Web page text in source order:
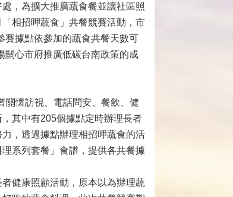
，為擴大推廣蔬食餐並讓社區照
相招呷蔬食」共餐競賽活動，市
賽據點依參加的蔬食共餐天數可
關心市府推廣低碳台南政策的成
關懷訪視、電話問安、餐飲、健
其中有205個據點定時辦理長者
，透過據點辦理相招呷蔬食的活
系列套餐」食譜，提供各共餐據
健康照顧活動，原本以為辦理蔬